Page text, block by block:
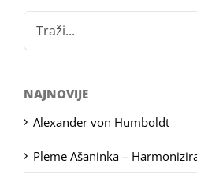
for:
NAJNOVIJE
Alexander von Humboldt
Pleme Ašaninka –